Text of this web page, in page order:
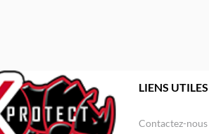
LIENS UTILES
Contactez-nous